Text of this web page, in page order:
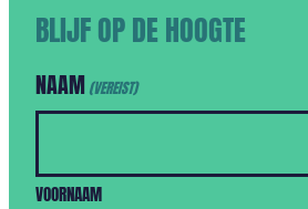
BLIJF OP DE HOOGTE
NAAM (VEREIST)
VOORNAAM